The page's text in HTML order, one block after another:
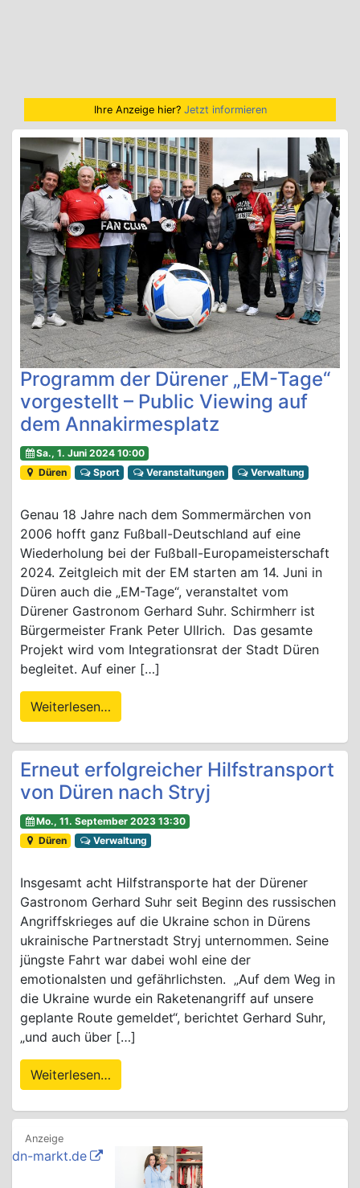
Ihre Anzeige hier? Jetzt informieren
Programm der Dürener „EM-Tage“
vorgestellt – Public Viewing auf
dem Annakirmesplatz
Sa., 1. Juni 2024 10:00
Düren
Sport Veranstaltungen Verwaltung
Genau 18 Jahre nach dem Sommermärchen von
2006 hofft ganz Fußball-Deutschland auf eine
Wiederholung bei der Fußball-Europameisterschaft
2024. Zeitgleich mit der EM starten am 14. Juni in
Düren auch die „EM-Tage“, veranstaltet vom
Dürener Gastronom Gerhard Suhr. Schirmherr ist
Bürgermeister Frank Peter Ullrich. Das gesamte
Projekt wird vom Integrationsrat der Stadt Düren
begleitet. Auf einer […]
Weiterlesen…
Erneut erfolgreicher Hilfstransport
von Düren nach Stryj
Mo., 11. September 2023 13:30
Düren
Verwaltung
Insgesamt acht Hilfstransporte hat der Dürener
Gastronom Gerhard Suhr seit Beginn des russischen
Angriffskrieges auf die Ukraine schon in Dürens
ukrainische Partnerstadt Stryj unternommen. Seine
jüngste Fahrt war dabei wohl eine der
emotionalsten und gefährlichsten. „Auf dem Weg in
die Ukraine wurde ein Raketenangriff auf unsere
geplante Route gemeldet“, berichtet Gerhard Suhr,
„und auch über […]
Weiterlesen…
dn-markt.de